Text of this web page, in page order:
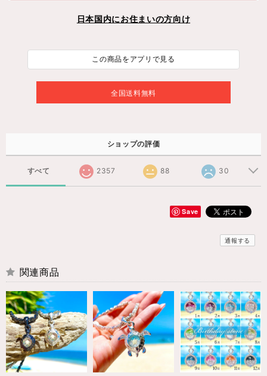
日本国内にお住まいの方向け
この商品をアプリで見る
全国送料無料
ショップの評価
すべて 2357 88 30
Save
通報する
関連商品